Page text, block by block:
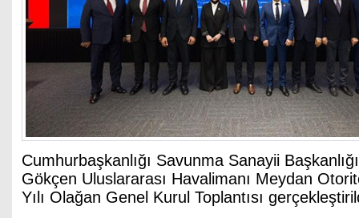
Cumhurbaşkanlığı Savunma Sanayii
Gökçen Uluslararası Havalimanı Meydan
Yılı Olağan Genel Kurul Toplantısı